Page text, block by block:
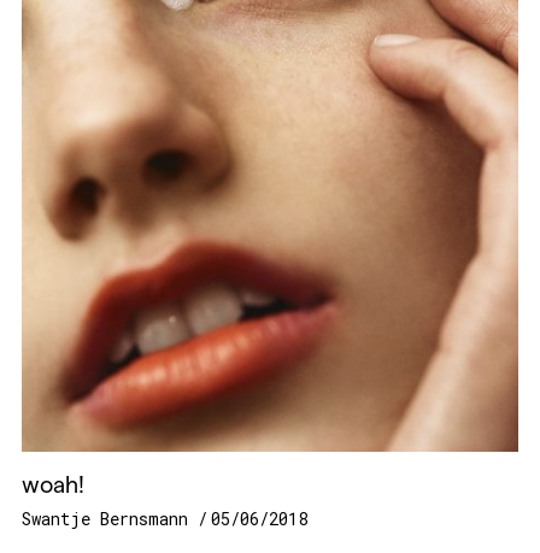
woah!
Swantje Bernsmann 05/06/2018